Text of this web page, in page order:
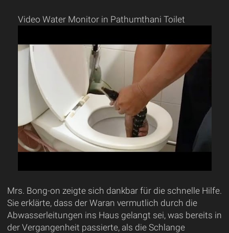
Video Water Monitor in Pathumthani Toilet
Mrs. Bong-on zeigte sich dankbar für die schnelle Hilfe.
Sie erklärte, dass der Waran vermutlich durch die
Abwasserleitungen ins Haus gelangt sei, was bereits in
der Vergangenheit passierte, als die Schlange